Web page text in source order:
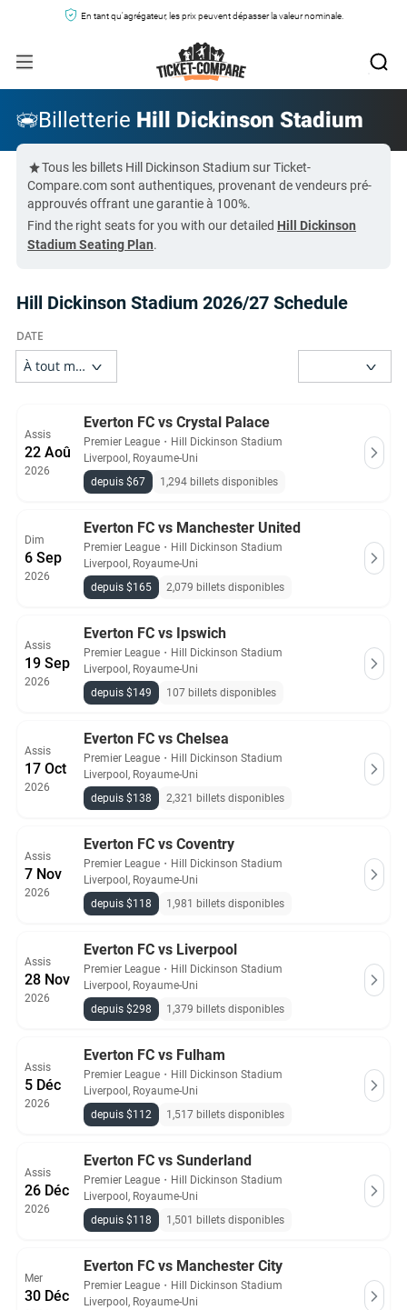
En tant qu'agrégateur, les prix peuvent dépasser la valeur nominale.
Billetterie Hill Dickinson Stadium
Tous les billets Hill Dickinson Stadium sur Ticket-
Compare.com sont authentiques, provenant de vendeurs pré-
approuvés offrant une garantie à 100%.
Find the right seats for you with our detailed Hill Dickinson
Stadium Seating Plan.
Hill Dickinson Stadium 2026/27 Schedule
Assis
22 Aoû
2026
Everton FC vs Crystal Palace
Premier League ・ Hill Dickinson Stadium
Liverpool, Royaume-Uni
depuis $67
1,294 billets disponibles
Dim
6 Sep
2026
Everton FC vs Manchester United
Premier League ・ Hill Dickinson Stadium
Liverpool, Royaume-Uni
depuis $165
2,079 billets disponibles
Assis
19 Sep
2026
Everton FC vs Ipswich
Premier League ・ Hill Dickinson Stadium
Liverpool, Royaume-Uni
depuis $149
107 billets disponibles
Assis
17 Oct
2026
Everton FC vs Chelsea
Premier League ・ Hill Dickinson Stadium
Liverpool, Royaume-Uni
depuis $138
2,321 billets disponibles
Assis
7 Nov
2026
Everton FC vs Coventry
Premier League ・ Hill Dickinson Stadium
Liverpool, Royaume-Uni
depuis $118
1,981 billets disponibles
Assis
28 Nov
2026
Everton FC vs Liverpool
Premier League ・ Hill Dickinson Stadium
Liverpool, Royaume-Uni
depuis $298
1,379 billets disponibles
Assis
5 Déc
2026
Everton FC vs Fulham
Premier League ・ Hill Dickinson Stadium
Liverpool, Royaume-Uni
depuis $112
1,517 billets disponibles
Assis
26 Déc
2026
Everton FC vs Sunderland
Premier League ・ Hill Dickinson Stadium
Liverpool, Royaume-Uni
depuis $118
1,501 billets disponibles
Mer
30 Déc
Everton FC vs Manchester City
Premier League ・ Hill Dickinson Stadium
Liverpool, Royaume-Uni